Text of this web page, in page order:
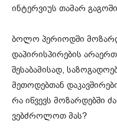
ინტერვიუს თამარ
ბოლო პერიოდში
დაპირისპირების
შესაბამისად,
მეთოდებთან
რა იწვევს მოზარდებში
ვებძროლოთ მას?